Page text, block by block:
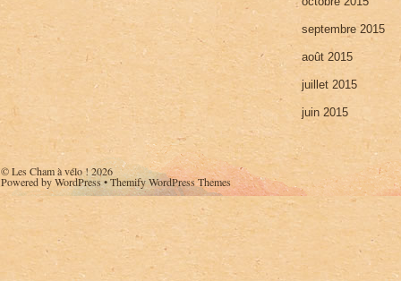
septembre 2015
août 2015
juillet 2015
juin 2015
©Les Cham à vélo !2026
Powered byWordPress•Themify WordPress Themes